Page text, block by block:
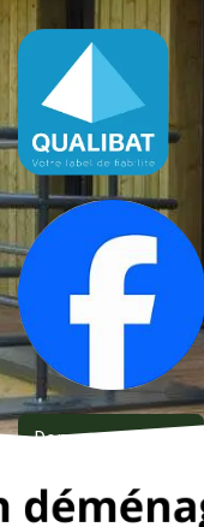
Donnezvotre avis !